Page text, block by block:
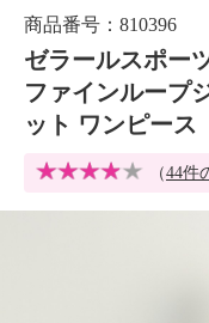
商品番号：810396
ゼラールスポー
ファインループ
ット ワンピース
（44件